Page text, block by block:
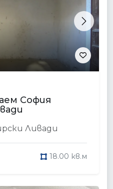
Next
София
Ливади
18.00 кв.м